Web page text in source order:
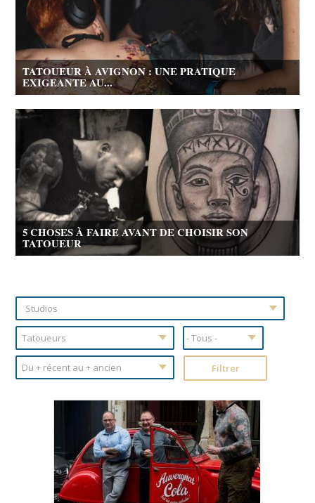
TATOUEUR À AVIGNON : UNE PRATIQUE
EXIGEANTE AU...
5 CHOSES À FAIRE AVANT DE CHOISIR SON
TATOUEUR